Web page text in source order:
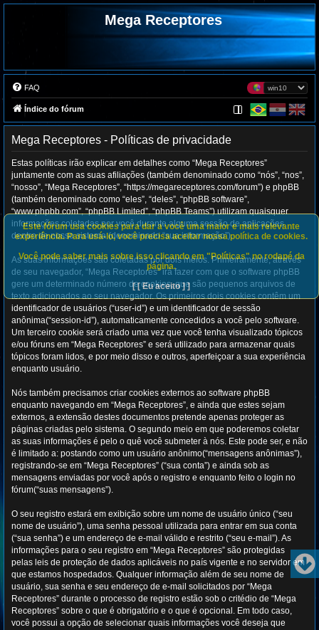
Mega Receptores
FAQ
Índice do fórum
Mega Receptores - Políticas de privacidade
Estas políticas irão explicar em detalhes como “Mega Receptores”
juntamente com as suas afiliações (também denominado como “nós”, “nos”,
“nosso”, “Mega Receptores”, “https://megareceptores.com/forum”) e phpBB
(também denominado como “eles”, “deles”, “phpBB software”,
“www.phpbb.com”, “phpBB Limited”, “phpBB Teams”) utilizam quaisquer
informações coletadas por você durante alguma sessão de aplicações
dentro de nosso sistema (denominado “sua informação”).
As suas informações são coletadas por dois meios. Primeiramente, através
de seu navegador, “Mega Receptores” irá fazer com que o software phpBB
gere um determinado número de cookies, que são pequenos arquivos de
texto adicionados ao seu navegador. Os primeiros dois cookies contêm um
identificador de usuários (“user-id”) e um identificador de sessão
anônima(“session-id”), automaticamente concedidos a você pelo software.
Um terceiro cookie será criado uma vez que você tenha visualizado tópicos
e/ou fóruns em “Mega Receptores” e será utilizado para armazenar quais
tópicos foram lidos, e por meio disso e outros, aperfeiçoar a sua experiência
enquanto usuário.
Nós também precisamos criar cookies externos ao software phpBB
enquanto navegando em “Mega Receptores”, e ainda que estes sejam
externos, a extensão destes documentos pretende apenas proteger as
páginas criadas pelo sistema. O segundo meio em que poderemos coletar
as suas informações é pelo o quê você submeter à nós. Este pode ser, e não
é limitado a: postando como um usuário anônimo(“mensagens anônimas”),
registrando-se em “Mega Receptores” (“sua conta”) e ainda sob as
mensagens enviadas por você após o registro e enquanto feito o login no
fórum(“suas mensagens”).
O seu registro estará em exibição sobre um nome de usuário único (“seu
nome de usuário”), uma senha pessoal utilizada para entrar em sua conta
(“sua senha”) e um endereço de e-mail válido e restrito (“seu e-mail”). As
informações para o seu registro em “Mega Receptores” são protegidas
pelas leis de proteção de dados aplicáveis no país vigente e no servidor em
que estamos hospedados. Qualquer informação além de seu nome de
usuário, sua senha e seu endereço de e-mail solicitados por “Mega
Receptores” durante o processo de registro estão sob o critédio de “Mega
Receptores” sobre o que é obrigatório e o que é opcional. Em todo caso,
você possui a opção de selecionar quais informações você deseja que
Este fórum usa cookies para dar a você uma maior e mais relevante
experiência. Para usá-lo, você precisa aceitar nossa política de cookies.
Você pode saber mais sobre isso clicando em "Políticas" no rodapé da
página.
[ [ Eu aceito ] ]